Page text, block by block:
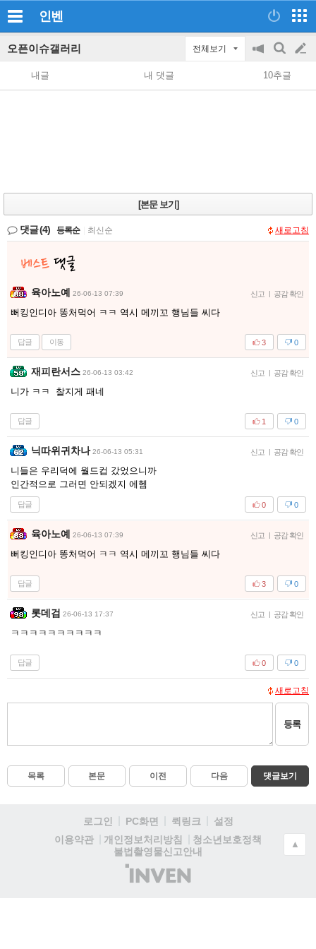
인벤
오픈이슈갤러리 전체보기
공
지
on/off
검
색
글
쓰
내글 내 댓글 10추글
[본문 보기]
댓글(4) 등록순 최신순 새로고침
육아노예 26-06-13 07:39 신고 | 공감 확인
뻐킹인디아 똥처먹어 ㅋㅋ 역시 메끼꼬 행님들 씨다
답글 이동 0
3
재피란서스 26-06-13 03:42 신고 | 공감 확인
니가 ㅋㅋ 찰지게 패네
답글 0
1
닉따위귀차나 26-06-13 05:31 신고 | 공감 확인
니들은 우리덕에 월드컵 갔었으니까
인간적으로 그러면 안되겠지 에헴
답글 0
0
육아노예 26-06-13 07:39 신고 | 공감 확인
뻐킹인디아 똥처먹어 ㅋㅋ 역시 메끼꼬 행님들 씨다
답글 0
3
롯데검 26-06-13 17:37 신고 | 공감 확인
ㅋㅋㅋㅋㅋㅋㅋㅋㅋㅋ
답글 0
0
새로고침
등록
목록 본문 이전 다음 댓글보기
로그인 PC화면 퀵링크
설정
이용약관
개인정보처리방침
청소년보호정책
불법촬영물신고안내
(주)
인
▲